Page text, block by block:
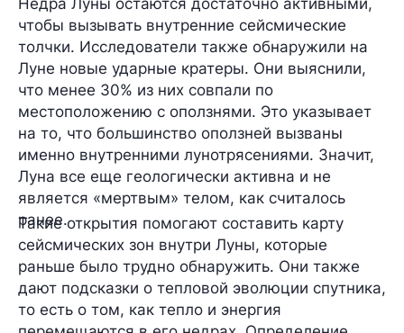
чтобы вызывать внутренние сейсмические
толчки. Исследователи также обнаружили на
Луне новые ударные кратеры. Они выяснили,
что менее 30% из них совпали по
местоположению с оползнями. Это указывает
на то, что большинство оползней вызваны
именно внутренними лунотрясениями. Значит,
Луна все еще геологически активна и не
является «мертвым» телом, как считалось
ранее.
Такие открытия помогают составить карту
сейсмических зон внутри Луны, которые
раньше было трудно обнаружить. Они также
дают подсказки о тепловой эволюции спутника,
то есть о том, как тепло и энергия